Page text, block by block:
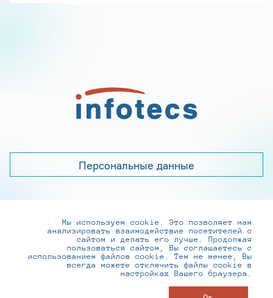
Персональные данные
+7 (495) 737-6192, 8-800-250-0-260
practice@infotecs.ru,hr@infotecs.ru
127273, г. Москва, Отрадная ул., 2Б строение 1
Мы используем cookie. Это позволяет нам
анализировать взаимодействие посетителей с
сайтом и делать его лучше. Продолжая
пользоваться сайтом, Вы соглашаетесь с
использованием файлов cookie. Тем не менее, Вы
всегда можете отключить файлы cookie в
настройках Вашего браузера.